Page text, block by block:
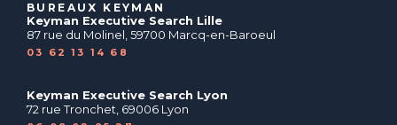
BUREAUX KEYMAN
Keyman Executive Search Lille
87 rue du Molinel, 59700 Marcq-en-Baroeul
03 62 13 14 68
Keyman Executive Search Lyon
72 rue Tronchet, 69006 Lyon